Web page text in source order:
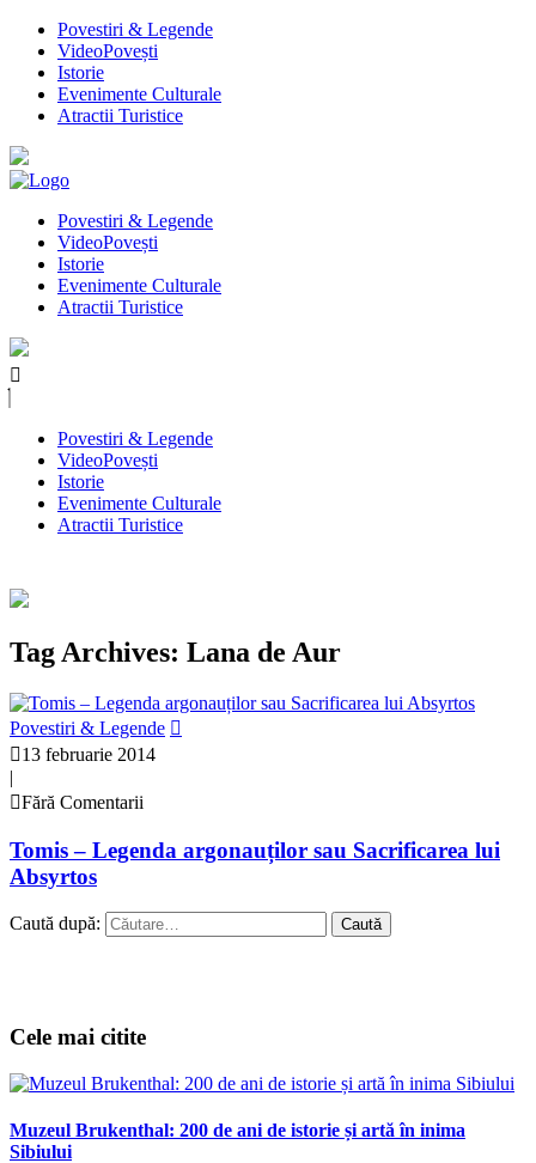
Povestiri & Legende
VideoPovești
Istorie
Evenimente Culturale
Atractii Turistice
Povestiri & Legende
VideoPovești
Istorie
Evenimente Culturale
Atractii Turistice
Povestiri & Legende
VideoPovești
Istorie
Evenimente Culturale
Atractii Turistice
Tag Archives: Lana de Aur
Povestiri & Legende
13 februarie 2014
|
Fără Comentarii
Tomis – Legenda argonauților sau Sacrificarea lui
Absyrtos
Caută după:
Cele mai citite
Muzeul Brukenthal: 200 de ani de istorie și artă în inima
Sibiului